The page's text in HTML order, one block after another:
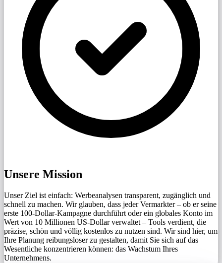
Unsere Mission
Unser Ziel ist einfach: Werbeanalysen transparent, zugänglich und
schnell zu machen. Wir glauben, dass jeder Vermarkter – ob er seine
erste 100-Dollar-Kampagne durchführt oder ein globales Konto im
Wert von 10 Millionen US-Dollar verwaltet – Tools verdient, die
präzise, ​​schön und völlig kostenlos zu nutzen sind. Wir sind hier, um
Ihre Planung reibungsloser zu gestalten, damit Sie sich auf das
Wesentliche konzentrieren können: das Wachstum Ihres
Unternehmens.